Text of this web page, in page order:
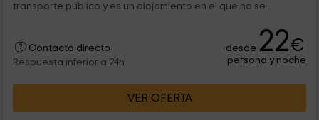
transporte público y es un alojamiento en el que no se...
Contacto directo
Respuesta inferior a 24h
desde 22€
persona y noche
VER OFERTA